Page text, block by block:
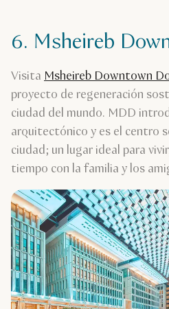
6. Msheireb
Visita Msheireb Downtown
proyecto de regeneración
ciudad del mundo. MDD
arquitectónico y es el centro
ciudad; un lugar ideal para
tiempo con la familia y los